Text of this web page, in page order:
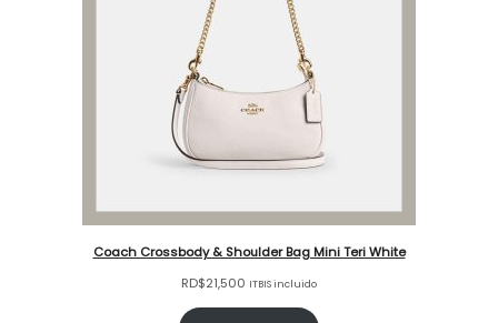
Coach Crossbody & Shoulder Bag Mini Teri White
RD$21,500 ITBIS incluido